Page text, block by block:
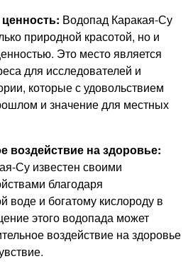
Водопад Каракая-Су
природной красотой, но и
Это место является
для исследователей и
которые с удовольствием
и значение для местных
воздействие на здоровье:
Су известен своими
благодаря
воде и богатому кислороду в
этого водопада может
воздействие на здоровье